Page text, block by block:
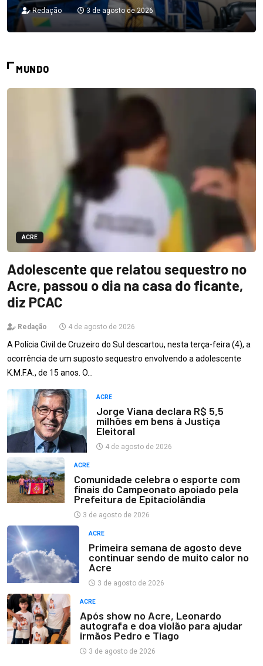
Redação 3 de agosto de 2026
MUNDO
ACRE
Adolescente que relatou sequestro no
Acre, passou o dia na casa do ficante,
diz PCAC
Redação 4 de agosto de 2026
A Polícia Civil de Cruzeiro do Sul descartou, nesta terça-feira (4), a
ocorrência de um suposto sequestro envolvendo a adolescente
K.M.F.A., de 15 anos. O…
ACRE
Jorge Viana declara R$ 5,5
milhões em bens à Justiça
Eleitoral
4 de agosto de 2026
ACRE
Comunidade celebra o esporte com
finais do Campeonato apoiado pela
Prefeitura de Epitaciolândia
3 de agosto de 2026
ACRE
Primeira semana de agosto deve
continuar sendo de muito calor no
Acre
3 de agosto de 2026
ACRE
Após show no Acre, Leonardo
autografa e doa violão para ajudar
irmãos Pedro e Tiago
3 de agosto de 2026